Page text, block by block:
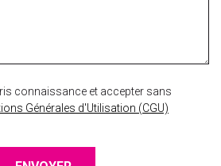
connaissance et accepter sans
Générales d'Utilisation (CGU)